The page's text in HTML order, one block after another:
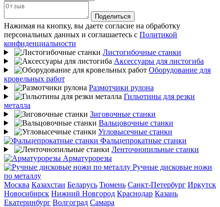
Поделиться
Нажимая на кнопку, вы даете согласие на обработку
персональных данных и соглашаетесь с Политикой
конфиденциальности
Листогибочные станки
Аксессуары для листогиба
Оборудование для
кровельных работ
Размотчики рулона
Гильотины для резки
металла
Зиговочные станки
Вальцовочные станки
Угловысечные станки
Фальцепрокатные станки
Ленточнопильные станки
Арматурорезы
Ручные дисковые ножи
по металлу
Москва Казахстан Беларусь Тюмень Санкт-Петербург Иркутск
Новосибирск Нижний Новгород Краснодар Казань
Екатеринбург Волгоград Самара